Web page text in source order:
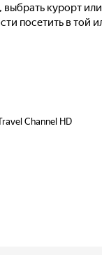
выбрать курорт
посетить в той
Channel HD